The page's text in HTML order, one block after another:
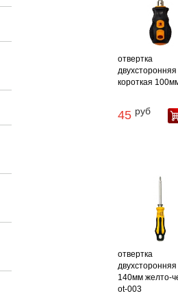
отвертка
короткая
45 руб
отвертка
140мм желто-
ot-003